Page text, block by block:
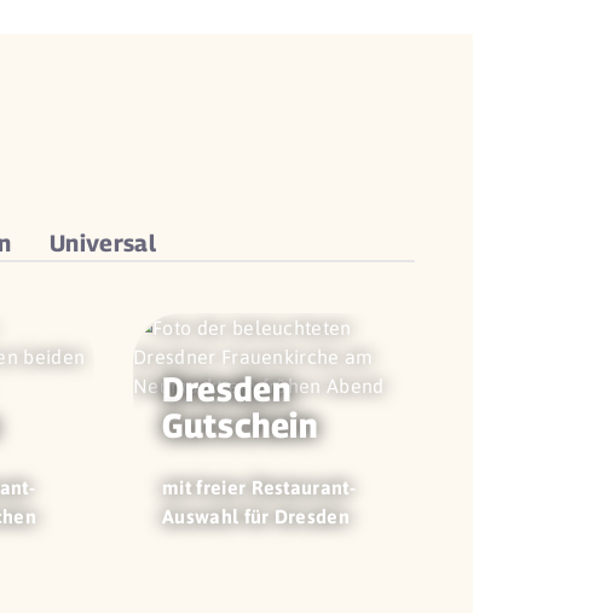
Universal
Dresden
Gutschein
mit freier Restaurant-
Auswahl für Dresden